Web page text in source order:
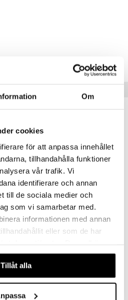
Om
cookies
för att anpassa innehållet
tillhandahålla funktioner
vår trafik. Vi
identifierare och annan
till de sociala medier och
som vi samarbetar med.
informationen med annan
eller som de har
av vår webbplats.
Tillåt alla
Saatavana useana vaihtoehtona
Mixed bowls 15x7 cm